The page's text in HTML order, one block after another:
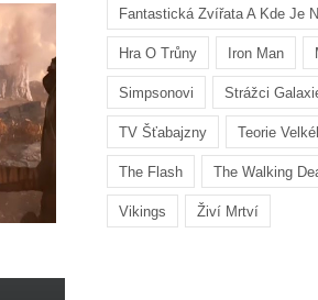
Fantastická Zvířata A Kde Je
Hra O Trůny Iron Man
Simpsonovi Strážci
TV Šťabajzny Teorie
The Flash The Walking
Vikings Živí Mrtví